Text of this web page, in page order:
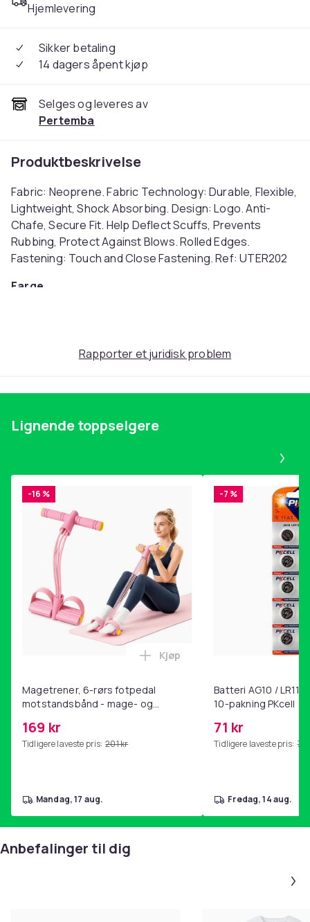
Hjemlevering
Sikker betaling
14 dagers åpent kjøp
Selges og leveres av
Pertemba
Produktbeskrivelse
Fabric: Neoprene. Fabric Technology: Durable, Flexible,
Lightweight, Shock Absorbing. Design: Logo. Anti-
Chafe, Secure Fit. Help Deflect Scuffs, Prevents
Rubbing, Protect Against Blows. Rolled Edges.
Fastening: Touch and Close Fastening. Ref: UTER202
Farge
Rapporter et juridisk problem
Lignende toppselgere
-16 %
Magetrener, 6-rørs fotpedal
motstandsbånd - mage- og
hjemmegymnastikk Pink
169 kr
Tidligere laveste pris: 201 kr
Legg Magetrener, 6-rørs
Kjøp
mandag, 17 aug.
-7 %
Batteri AG10 /
10-pakning PKcell
71 kr
Tidligere laveste pris: 76
fredag, 14 aug.
Anbefalinger til dig